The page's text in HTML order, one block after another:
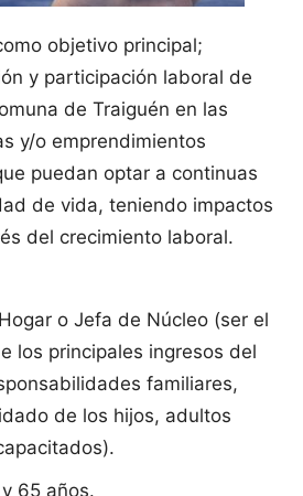
objetivo principal;
y participación laboral de
de Traiguén en las
y/o emprendimientos
puedan optar a continuas
de vida, teniendo impactos
del crecimiento laboral.
o Jefa de Núcleo (ser el
los principales ingresos del
familiares,
de los hijos, adultos
65 años.